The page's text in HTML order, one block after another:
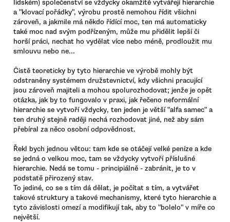
lidském) společenství se vždycky okamžitě vytvářejí hierarchie
a "klovací pořádky", výrobu prostě nemohou řídit všichni
zároveň, a jakmile má někdo řídící moc, ten má automaticky
také moc nad svým podřízeným, může mu přidělit lepší či
horší práci, nechat ho vydělat více nebo méně, prodloužit mu
smlouvu nebo ne...
Čistě teoreticky by tyto hierarchie ve výrobě mohly být
odstraněny systémem družstevnictví, kdy všichni pracující
jsou zároveň majiteli a mohou spolurozhodovat; jenže je opět
otázka, jak by to fungovalo v praxi, jak řečeno neformální
hierarchie se vytvoří vždycky, ten jeden je větší "alfa samec" a
ten druhý stejně raději nechá rozhodovat jiné, než aby sám
přebíral za něco osobní odpovědnost.
Řekl bych jednou větou: tam kde se otáčejí velké peníze a kde
se jedná o velkou moc, tam se vždycky vytvoří příslušné
hierarchie. Nedá se tomu - principiálně - zabránit, je to v
podstatě přirozený stav.
To jediné, co se s tím dá dělat, je počítat s tím, a vytvářet
takové struktury a takové mechanismy, které tyto hierarchie a
tyto závislosti omezí a modifikují tak, aby to "bolelo" v míře co
největší.